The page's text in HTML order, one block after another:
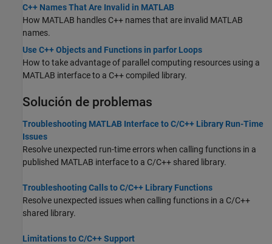
C++ Names That Are Invalid in MATLAB
How MATLAB handles C++ names that are invalid MATLAB
names.
Use C++ Objects and Functions in parfor Loops
How to take advantage of parallel computing resources using a
MATLAB interface to a C++ compiled library.
Solución de problemas
Troubleshooting MATLAB Interface to C/C++ Library Run-Time
Issues
Resolve unexpected run-time errors when calling functions in a
published MATLAB interface to a C/C++ shared library.
Troubleshooting Calls to C/C++ Library Functions
Resolve unexpected issues when calling functions in a C/C++
shared library.
Limitations to C/C++ Support